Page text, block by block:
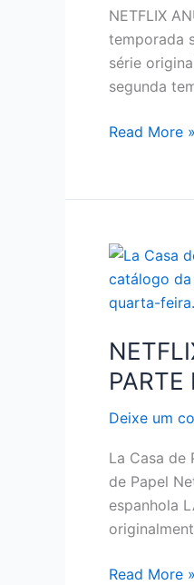
NETFLIX
temporada
série
segunda
NETFLIX
ANUNCIA
DE
‘3%’
Read More »
PARTE
Deixe um
La Casa de
de Papel
espanhola
NETFLIX
Read More »